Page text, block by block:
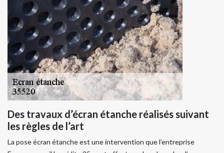
Des travaux d’écran étanche réalisés suivant
les règles de l’art
La pose écran étanche est une intervention que l’entreprise